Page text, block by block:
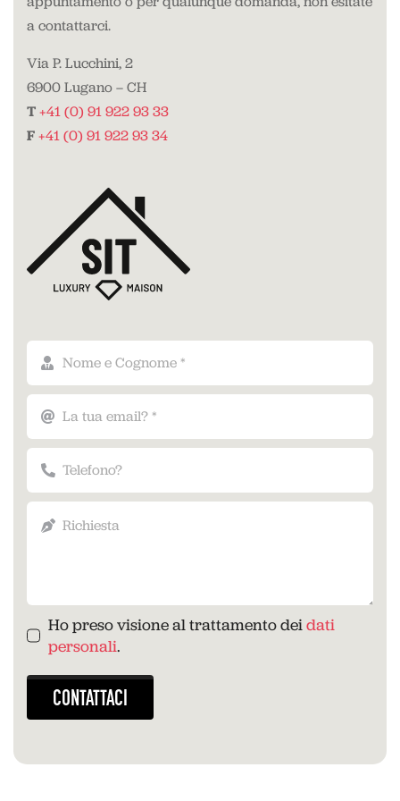
a contattarci.
Via P. Lucchini, 2
6900 Lugano – CH
T +41 (0) 91 922 93 33
F +41 (0) 91 922 93 34
Ho preso visione al trattamento deidati
personali.
CONTATTACI